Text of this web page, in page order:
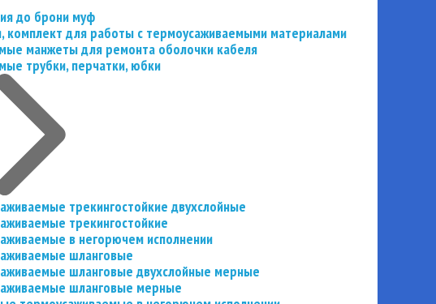
до брони муф
комплект для работы с термоусаживаемыми материалами
манжеты для ремонта оболочки кабеля
трубки, перчатки, юбки
трекингостойкие двухслойные
трекингостойкие
в негорючем исполнении
шланговые
шланговые двухслойные мерные
шланговые мерные